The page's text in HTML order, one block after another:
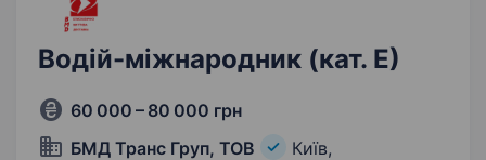
Водій-міжнародник (кат. Е)
60 000 – 80 000 грн
БМД Транс Груп, ТОВ
Київ,